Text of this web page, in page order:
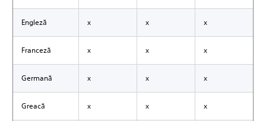
Engleză x x x
Franceză x x x
Germană x x x
Greacă x x x